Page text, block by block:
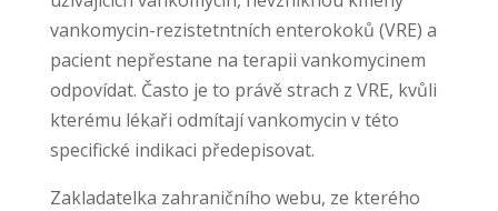
vankomycin-rezistetntních enterokoků (VRE) a
pacient nepřestane na terapii vankomycinem
odpovídat. Často je to právě strach z VRE, kvůli
kterému lékaři odmítají vankomycin v této
specifické indikaci předepisovat.
Zakladatelka zahraničního webu, ze kterého